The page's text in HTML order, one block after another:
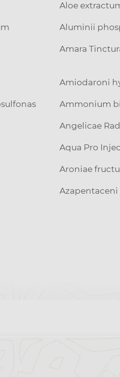
Aloe
Aluminii
Amara
Amiodaroni
Ammonium
Angelicae
Aqua Pro
Aroniae